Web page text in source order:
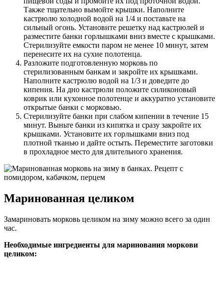
Также тщательно вымойте крышки. Наполните
кастрюлю холодной водой на 1/4 и поставьте на
сильный огонь. Установите решетку над кастрюлей и
разместите банки горлышками вниз вместе с крышками.
Стерилизуйте емкости паром не менее 10 минут, затем
перенесите их на сухие полотенца.
Разложите подготовленную морковь по
стерилизованным банкам и закройте их крышками.
Наполните кастрюлю водой на 1/3 и доведите до
кипения. На дно кастрюли положите силиконовый
коврик или кухонное полотенце и аккуратно установите
открытые банки с морковью.
Стерилизуйте банки при слабом кипении в течение 15
минут. Выньте банки из кипятка и сразу закройте их
крышками. Установите их горлышками вниз под
плотной тканью и дайте остыть. Переместите заготовки
в прохладное место для длительного хранения.
Маринованная целиком
Замариновать морковь целиком на зиму можно всего за один
час.
Необходимые ингредиенты для маринования моркови
целиком: